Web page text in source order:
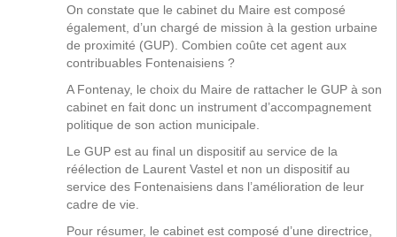
On constate que le cabinet du Maire est composé
également, d’un chargé de mission à la gestion urbaine
de proximité (GUP). Combien coûte cet agent aux
contribuables Fontenaisiens ?
A Fontenay, le choix du Maire de rattacher le GUP à son
cabinet en fait donc un instrument d’accompagnement
politique de son action municipale.
Le GUP est au final un dispositif au service de la
réélection de Laurent Vastel et non un dispositif au
service des Fontenaisiens dans l’amélioration de leur
cadre de vie.
Pour résumer, le cabinet est composé d’une directrice,